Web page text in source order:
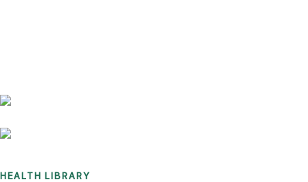
HEALTH LIBRARY